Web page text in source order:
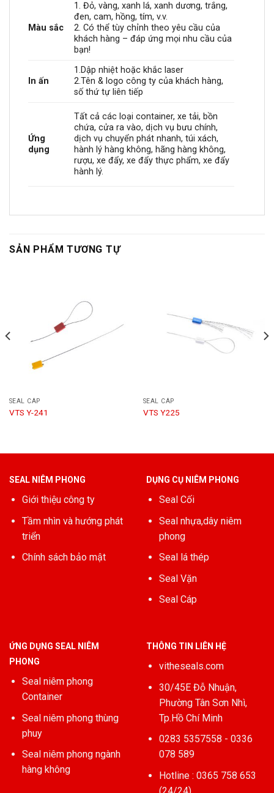
Màu sắc
1.Đỏ, vàng, xanh lá, xanh dương, trắng,
đen, cam, hồng, tím, v.v.
2. Có thể tùy chỉnh theo yêu cầu của
khách hàng – đáp ứng mọi nhu cầu của
bạn!
In ấn
1.Dập nhiệt hoặc khắc laser
2.Tên & logo công ty của khách hàng,
số thứ tự liên tiếp
Ứng
dụng
Tất cả các loại container, xe tải, bồn
chứa, cửa ra vào, dịch vụ bưu chính,
dịch vụ chuyển phát nhanh, túi xách,
hành lý hàng không, hãng hàng không,
rượu, xe đẩy, xe đẩy thực phẩm, xe đẩy
hành lý.
SẢN PHẨM TƯƠNG TỰ
SEAL CÁP
VTS Y-241
SEAL CÁP
VTS Y225
SEAL NIÊM PHONG
Giới thiệu công ty
Tầm nhìn và hướng phát
triển
Chính sách bảo mật
DỤNG CỤ NIÊM PHONG
Seal Cối
Seal nhựa,dây niêm
phong
Seal lá thép
Seal Vặn
Seal Cáp
ỨNG DỤNG SEAL NIÊM
PHONG
Seal niêm phong
Container
Seal niêm phong thùng
phuy
Seal niêm phong ngành
hàng không
THÔNG TIN LIÊN HỆ
vitheseals.com
30/45E Đỗ Nhuận,
Phường Tân Sơn Nhì,
Tp.Hồ Chí Minh
0283 5357558 - 0336
078 589
Hotline : 0365 758 653